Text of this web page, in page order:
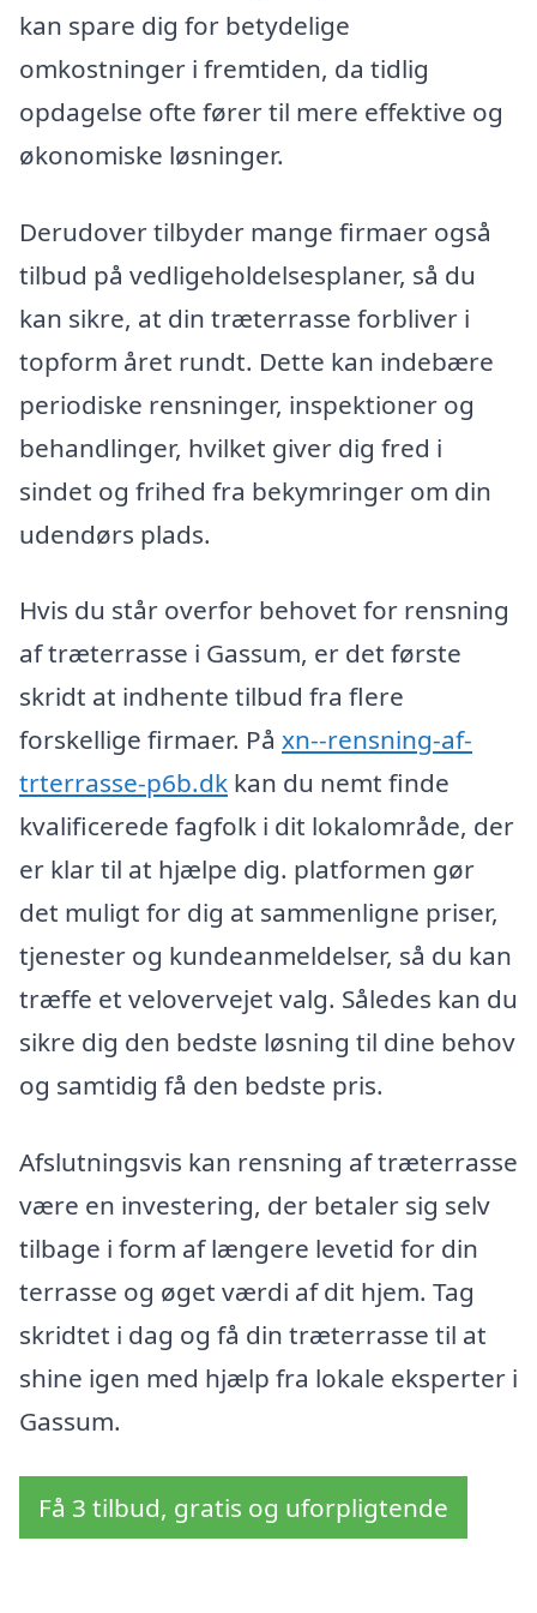
kan spare dig for betydelige
omkostninger i fremtiden, da tidlig
opdagelse ofte fører til mere effektive og
økonomiske løsninger.
Derudover tilbyder mange firmaer også
tilbud på vedligeholdelsesplaner, så du
kan sikre, at din træterrasse forbliver i
topform året rundt. Dette kan indebære
periodiske rensninger, inspektioner og
behandlinger, hvilket giver dig fred i
sindet og frihed fra bekymringer om din
udendørs plads.
Hvis du står overfor behovet for rensning
af træterrasse i Gassum, er det første
skridt at indhente tilbud fra flere
forskellige firmaer. På xn--rensning-af-
trterrasse-p6b.dk kan du nemt finde
kvalificerede fagfolk i dit lokalområde, der
er klar til at hjælpe dig. platformen gør
det muligt for dig at sammenligne priser,
tjenester og kundeanmeldelser, så du kan
træffe et velovervejet valg. Således kan du
sikre dig den bedste løsning til dine behov
og samtidig få den bedste pris.
Afslutningsvis kan rensning af træterrasse
være en investering, der betaler sig selv
tilbage i form af længere levetid for din
terrasse og øget værdi af dit hjem. Tag
skridtet i dag og få din træterrasse til at
shine igen med hjælp fra lokale eksperter i
Gassum.
Få 3 tilbud, gratis og uforpligtende